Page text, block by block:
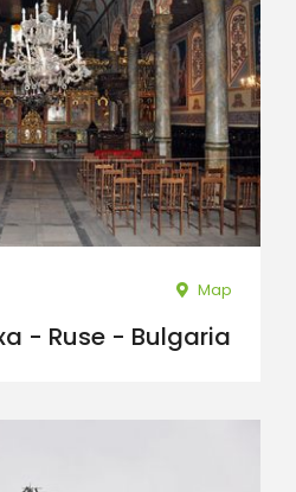
Map
- Ruse - Bulgaria